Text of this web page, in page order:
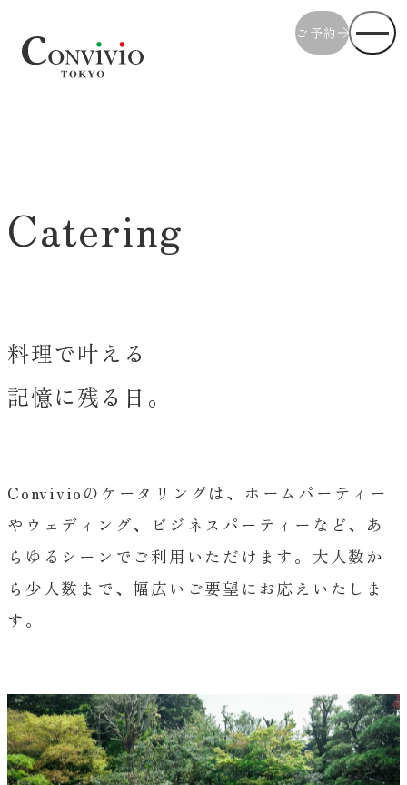
ご予約
Catering
料理で叶える
記憶に残る日。
Convivioのケータリングは、ホームパーティー
やウェディング、ビジネスパーティーなど、あ
らゆるシーンでご利用いただけます。大人数か
ら少人数まで、幅広いご要望にお応えいたしま
す。